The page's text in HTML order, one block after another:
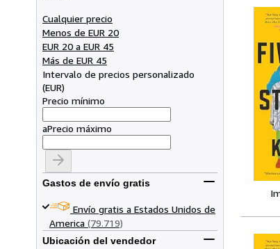
Cualquier precio
Menos de EUR 20
EUR 20 a EUR 45
Más de EUR 45
Intervalo de precios personalizado
(EUR)
Precio mínimo
aPrecio máximo
Gastos de envío gratis
Envío gratis a Estados Unidos de
America (79.719)
Ubicación del vendedor